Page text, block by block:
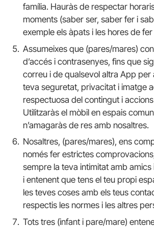
família. Hauràs de respectar
moments (saber ser, saber fer i
exemple els àpats i les hores de
Assumeixes que (pares/mares)
d’accés i contrasenyes, fins que
correu i de qualsevol altra App per
teva seguretat, privacitat i imatge
respectuosa del contingut i
Utilitzaràs el mòbil en espais
n’amagaràs de res amb nosaltres.
Nosaltres, (pares/mares), ens
només fer estrictes
sempre la teva intimitat amb amics
i entenent que tens el teu propi
les teves coses amb els teus
respectis les normes i les altres
Tots tres (infant i pare/mare)